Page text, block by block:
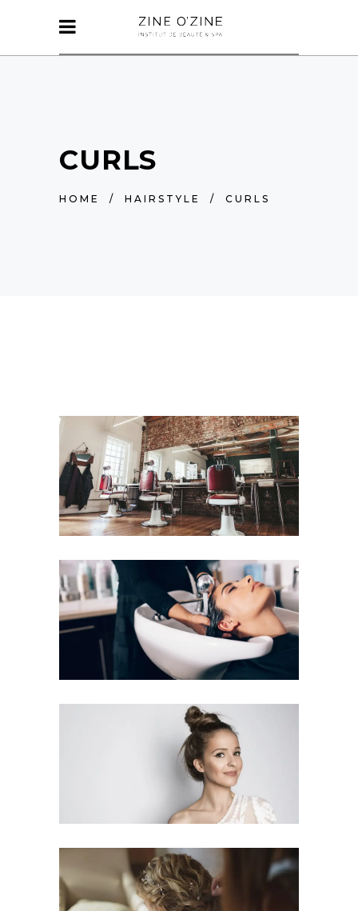
CURLS
HOME / HAIRSTYLE / CURLS